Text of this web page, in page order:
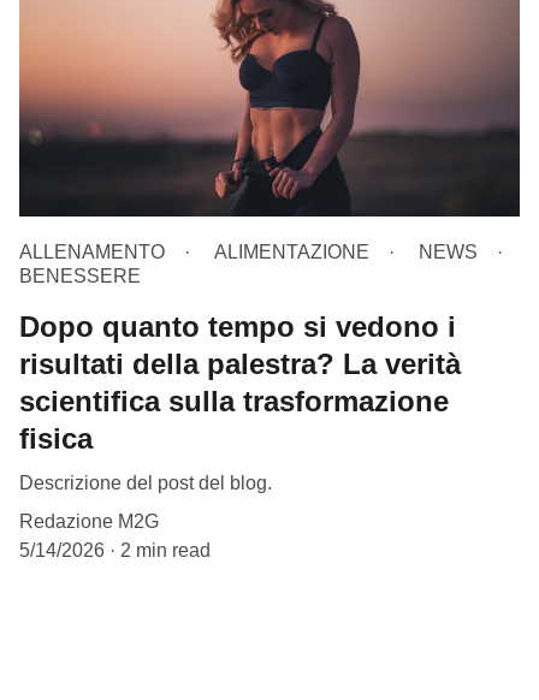
ALLENAMENTO ALIMENTAZIONE
NEWS
BENESSERE
Dopo quanto tempo si vedono i
risultati della palestra? La verità
scientifica sulla trasformazione
fisica
Descrizione del post del blog.
Redazione M2G
5/14/2026
2 min read